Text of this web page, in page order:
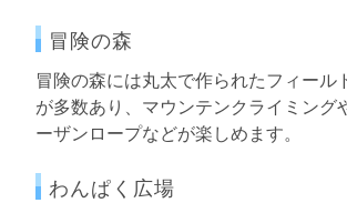
冒険の森
冒険の森には丸太で作られたフィール
が多数あり、マウンテンクライミング
ーザンロープなどが楽しめます。
わんぱく広場